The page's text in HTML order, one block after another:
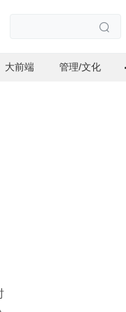

大前端 管理/文化